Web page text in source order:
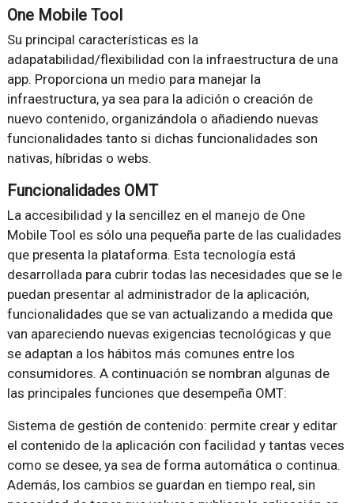
One Mobile Tool
Su principal características es la
adapatabilidad/flexibilidad con la infraestructura de una
app. Proporciona un medio para manejar la
infraestructura, ya sea para la adición o creación de
nuevo contenido, organizándola o añadiendo nuevas
funcionalidades tanto si dichas funcionalidades son
nativas, híbridas o webs.
Funcionalidades OMT
La accesibilidad y la sencillez en el manejo de One
Mobile Tool es sólo una pequeña parte de las cualidades
que presenta la plataforma. Esta tecnología está
desarrollada para cubrir todas las necesidades que se le
puedan presentar al administrador de la aplicación,
funcionalidades que se van actualizando a medida que
van apareciendo nuevas exigencias tecnológicas y que
se adaptan a los hábitos más comunes entre los
consumidores. A continuación se nombran algunas de
las principales funciones que desempeña OMT:
Sistema de gestión de contenido: permite crear y editar
el contenido de la aplicación con facilidad y tantas veces
como se desee, ya sea de forma automática o continua.
Además, los cambios se guardan en tiempo real, sin